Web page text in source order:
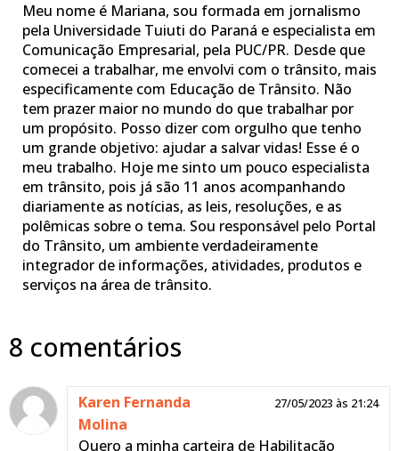
Meu nome é Mariana, sou formada em jornalismo
pela Universidade Tuiuti do Paraná e especialista em
Comunicação Empresarial, pela PUC/PR. Desde que
comecei a trabalhar, me envolvi com o trânsito, mais
especificamente com Educação de Trânsito. Não
tem prazer maior no mundo do que trabalhar por
um propósito. Posso dizer com orgulho que tenho
um grande objetivo: ajudar a salvar vidas! Esse é o
meu trabalho. Hoje me sinto um pouco especialista
em trânsito, pois já são 11 anos acompanhando
diariamente as notícias, as leis, resoluções, e as
polêmicas sobre o tema. Sou responsável pelo Portal
do Trânsito, um ambiente verdadeiramente
integrador de informações, atividades, produtos e
serviços na área de trânsito.
8 comentários
Karen Fernanda
Molina
27/05/2023 às 21:24
Quero a minha carteira de Habilitação